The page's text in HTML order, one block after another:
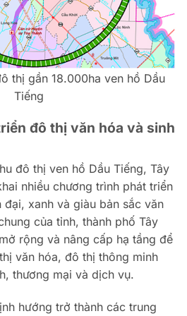
thị gần 18.000ha ven hồ Dầu
Tiếng
đô thị văn hóa và sinh
đô thị ven hồ Dầu Tiếng, Tây
nhiều chương trình phát triển
xanh và giàu bản sắc văn
của tỉnh, thành phố Tây
rộng và nâng cấp hạ tầng để
văn hóa, đô thị thông minh
thương mại và dịch vụ.
hướng trở thành các trung